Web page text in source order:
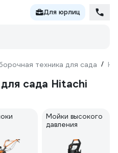
Для юрлиц
техника для сада /
сада Hitachi
Мойки высокого
давления